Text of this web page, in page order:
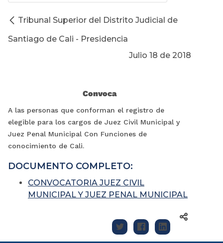
Tribunal Superior del Distrito Judicial de
Santiago de Cali - Presidencia
Julio 18 de 2018
Convoca
A las personas que conforman el registro de
elegible para los cargos de Juez Civil Municipal y
Juez Penal Municipal Con Funciones de
conocimiento de Cali.
DOCUMENTO COMPLETO:
CONVOCATORIA JUEZ CIVIL
MUNICIPAL Y JUEZ PENAL MUNICIPAL